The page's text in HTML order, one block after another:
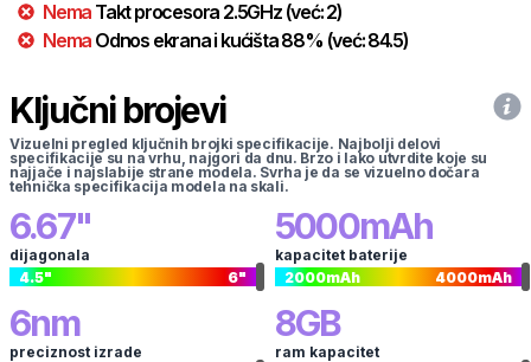
Nema Takt procesora 2.5GHz(već:2)
Nema Odnos ekrana i kućišta88% (već:84.5)
Ključni brojevi
Vizuelni pregled ključnih brojki specifikacije. Najbolji delovi
specifikacije su na vrhu, najgori da dnu. Brzo i lako utvrdite koje su
najjače i najslabije strane modela. Svrha je da se vizuelno dočara
tehnička specifikacija modela na skali.
6.67"
dijagonala
4.5" 6"
5000mAh
kapacitet baterije
2000mAh 4000mAh
6nm
preciznost izrade
8GB
ram kapacitet